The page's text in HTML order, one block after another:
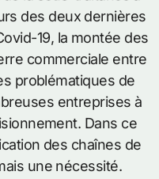
des deux dernières
19, la montée des
commerciale entre
problématiques de
entreprises à
Dans ce
des chaînes de
une nécessité.